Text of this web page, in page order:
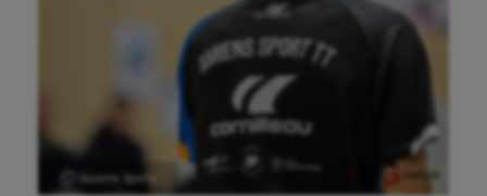
Ⓒ Gazette Sports